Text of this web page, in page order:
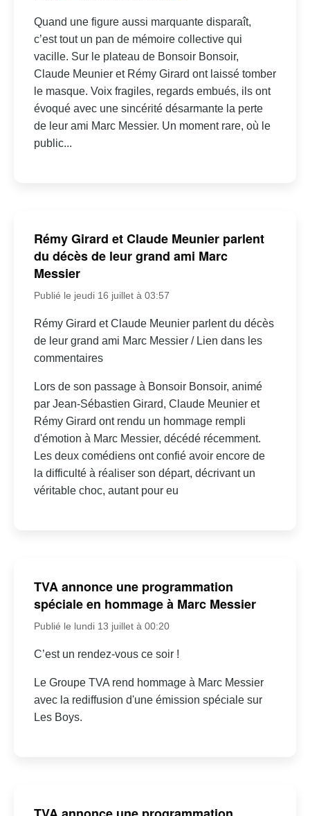
Quand une figure aussi marquante disparaît,
c’est tout un pan de mémoire collective qui
vacille. Sur le plateau de Bonsoir Bonsoir,
Claude Meunier et Rémy Girard ont laissé tomber
le masque. Voix fragiles, regards embués, ils ont
évoqué avec une sincérité désarmante la perte
de leur ami Marc Messier. Un moment rare, où le
public...
Rémy Girard et Claude Meunier parlent
du décès de leur grand ami Marc
Messier
Publié le jeudi 16 juillet à 03:57
Rémy Girard et Claude Meunier parlent du décès
de leur grand ami Marc Messier / Lien dans les
commentaires
Lors de son passage à Bonsoir Bonsoir, animé
par Jean-Sébastien Girard, Claude Meunier et
Rémy Girard ont rendu un hommage rempli
d'émotion à Marc Messier, décédé récemment.
Les deux comédiens ont confié avoir encore de
la difficulté à réaliser son départ, décrivant un
véritable choc, autant pour eu
TVA annonce une programmation
spéciale en hommage à Marc Messier
Publié le lundi 13 juillet à 00:20
C’est un rendez-vous ce soir !
Le Groupe TVA rend hommage à Marc Messier
avec la rediffusion d'une émission spéciale sur
Les Boys.